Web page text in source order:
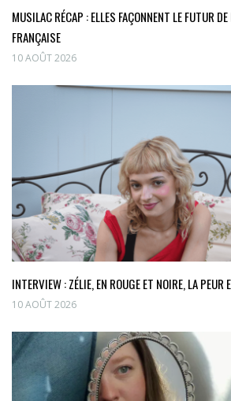
MUSILAC RÉCAP : ELLES FAÇONNENT LE FUTUR DE
FRANÇAISE
10 AOÛT 2026
INTERVIEW : ZÉLIE, EN ROUGE ET NOIRE, LA PEUR
10 AOÛT 2026